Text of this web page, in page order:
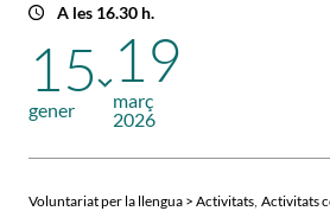
A les 16.30 h.
15
gener
19
març
2026
Voluntariat per la llengua > Activitats Activitats